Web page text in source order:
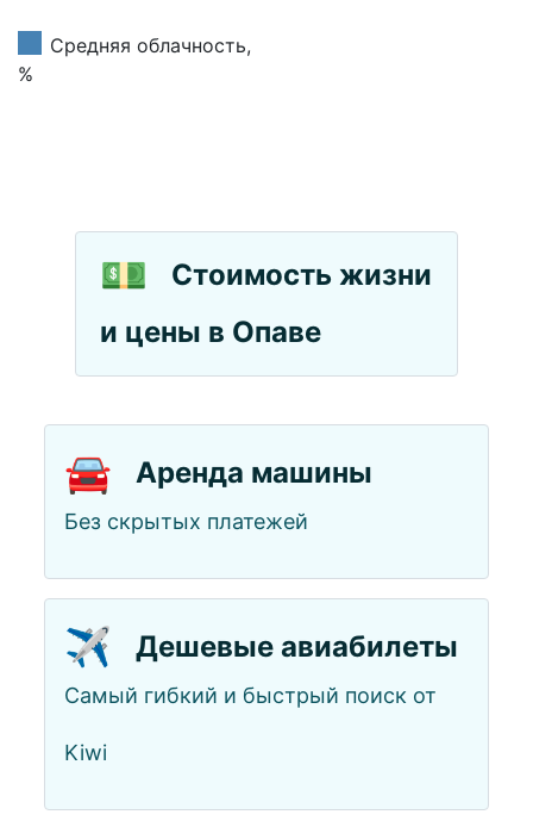
Средняя облачность,
%
💵
Стоимость жизни
и цены в Опаве
🚘 Аренда машины
Без скрытых платежей
✈️ Дешевые авиабилеты
Самый гибкий и быстрый поиск от
Kiwi